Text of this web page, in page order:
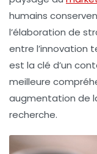
humains
l’élaboration de
entre l’innovation
est la clé d’un
meilleure
augmentation de
recherche.